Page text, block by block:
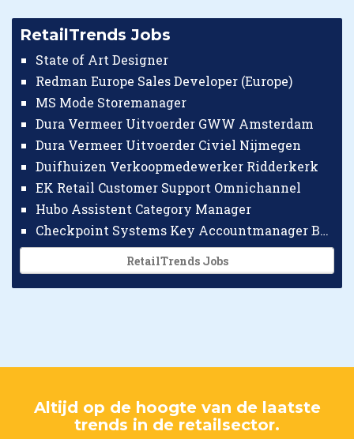
RetailTrends Jobs
State of Art Designer
Redman Europe Sales Developer (Europe)
MS Mode Storemanager
Dura Vermeer Uitvoerder GWW Amsterdam
Dura Vermeer Uitvoerder Civiel Nijmegen
Duifhuizen Verkoopmedewerker Ridderkerk
EK Retail Customer Support Omnichannel
Hubo Assistent Category Manager
Checkpoint Systems Key Accountmanager Benelux
RetailTrends Jobs
Altijd op de hoogte van de laatste
trends in de retailsector.